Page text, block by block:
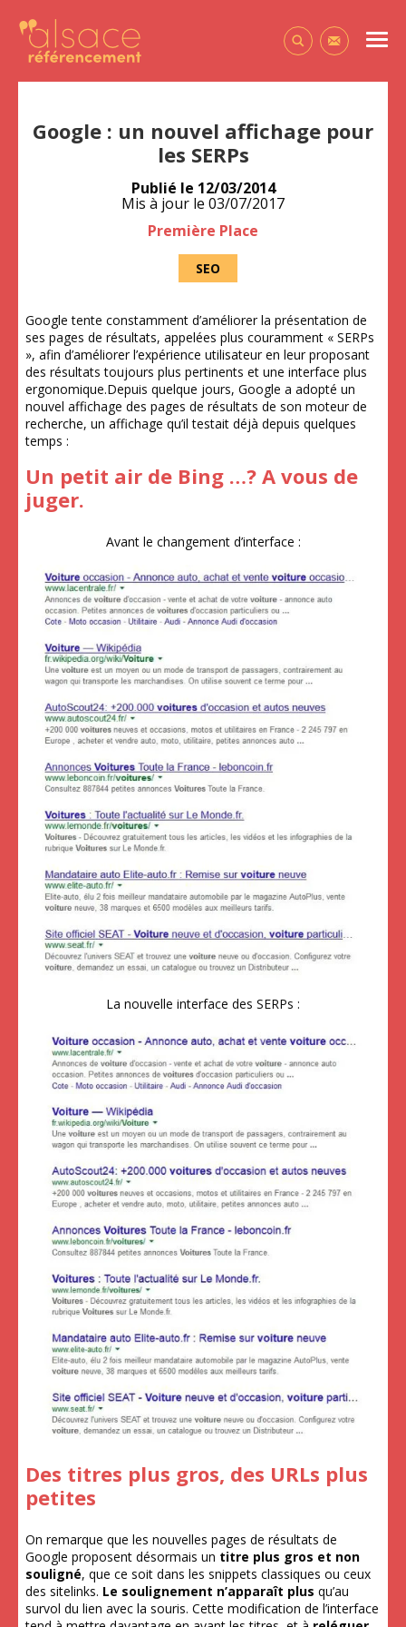
Alsace Référencement Le blog de Première Place
Contactez-
Google : un nouvel affichage pour
les SERPs
Publié le 12/03/2014
Mis à jour le 03/07/2017
Première Place
SEO
Google tente constamment d’améliorer la présentation de
ses pages de résultats, appelées plus couramment « SERPs
», afin d’améliorer l’expérience utilisateur en leur proposant
des résultats toujours plus pertinents et une interface plus
ergonomique.Depuis quelque jours, Google a adopté un
nouvel affichage des pages de résultats de son moteur de
recherche, un affichage qu’il testait déjà depuis quelques
temps :
Un petit air de Bing …? A vous de
juger.
Avant le changement d’interface :
La nouvelle interface des SERPs :
Des titres plus gros, des URLs plus
petites
On remarque que les nouvelles pages de résultats de
Google proposent désormais un titre plus gros et non
souligné, que ce soit dans les snippets classiques ou ceux
des sitelinks. Le soulignement n’apparaît plus qu’au
survol du lien avec la souris. Cette modification de l’interface